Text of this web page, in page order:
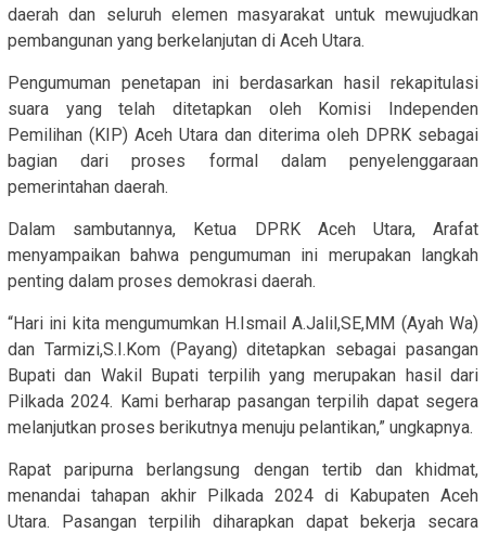
daerah dan seluruh elemen masyarakat untuk mewujudkan
pembangunan yang berkelanjutan di Aceh Utara.
Pengumuman penetapan ini berdasarkan hasil rekapitulasi
suara yang telah ditetapkan oleh Komisi Independen
Pemilihan (KIP) Aceh Utara dan diterima oleh DPRK sebagai
bagian dari proses formal dalam penyelenggaraan
pemerintahan daerah.
Dalam sambutannya, Ketua DPRK Aceh Utara, Arafat
menyampaikan bahwa pengumuman ini merupakan langkah
penting dalam proses demokrasi daerah.
“Hari ini kita mengumumkan H.Ismail A.Jalil,SE,MM (Ayah Wa)
dan Tarmizi,S.I.Kom (Payang) ditetapkan sebagai pasangan
Bupati dan Wakil Bupati terpilih yang merupakan hasil dari
Pilkada 2024. Kami berharap pasangan terpilih dapat segera
melanjutkan proses berikutnya menuju pelantikan,” ungkapnya.
Rapat paripurna berlangsung dengan tertib dan khidmat,
menandai tahapan akhir Pilkada 2024 di Kabupaten Aceh
Utara. Pasangan terpilih diharapkan dapat bekerja secara